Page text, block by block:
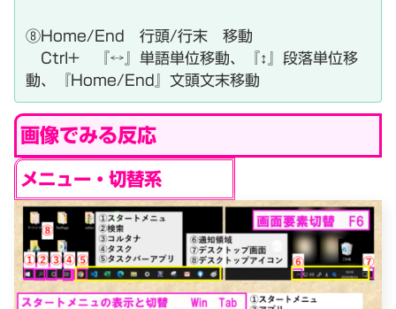
⑧Home/End 行頭/行末 移動
Ctrl+ 『↔』単語単位移動、『↕』段落単位移
動、『Home/End』文頭文末移動
画像でみる反応
メニュー・切替系